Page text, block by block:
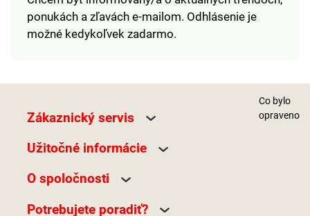
ponukách a zľavách e-mailom. Odhlásenie je
možné kedykoľvek zadarmo.
Zákaznický servis
Užitočné informácie
O spoločnosti
Potrebujete poradiť?
Co bylo
opraveno